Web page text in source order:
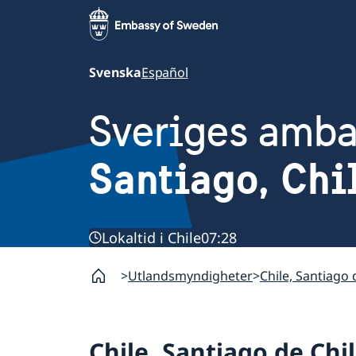
SvenskaEspañol
Sveriges
Santiago,
Lokaltid i Chile07:28
Utlandsmyndigheter Chile, Santiago